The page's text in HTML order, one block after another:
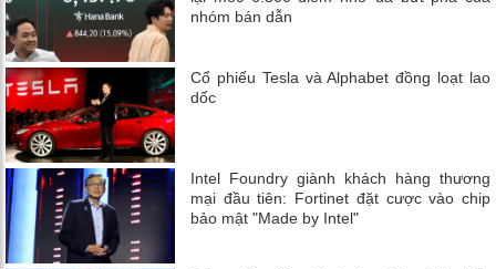
nhóm bán dẫn
Cổ phiếu Tesla và Alphabet đồng loạt lao
dốc
Intel Foundry giành khách hàng thương
mại đầu tiên: Fortinet đặt cược vào chip
bảo mật "Made by Intel"